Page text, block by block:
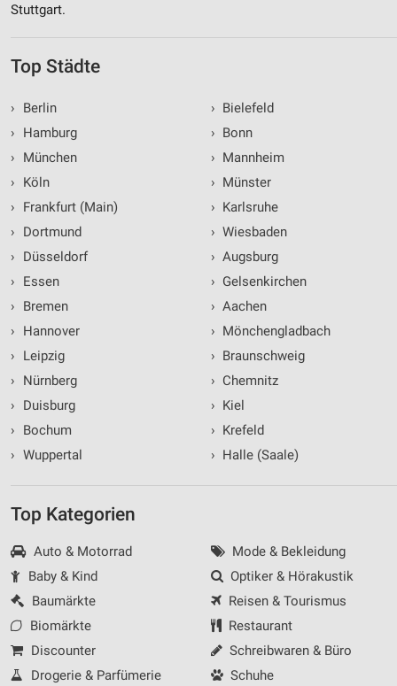
Stuttgart.
Top Städte
›
Berlin
›
Hamburg
›
München
›
Köln
›
Frankfurt (Main)
›
Dortmund
›
Düsseldorf
›
Essen
›
Bremen
›
Hannover
›
Leipzig
›
Nürnberg
›
Duisburg
›
Bochum
› Wuppertal
› Bielefeld
› Bonn
› Mannheim
› Münster
› Karlsruhe
› Wiesbaden
› Augsburg
› Gelsenkirchen
› Aachen
› Mönchengladbach
› Braunschweig
› Chemnitz
› Kiel
› Krefeld
› Halle (Saale)
Top Kategorien
Auto & Motorrad
Baby & Kind
Baumärkte
Biomärkte
Discounter
Drogerie & Parfümerie
Mode & Bekleidung
Optiker & Hörakustik
Reisen & Tourismus
Restaurant
Schreibwaren & Büro
Schuhe